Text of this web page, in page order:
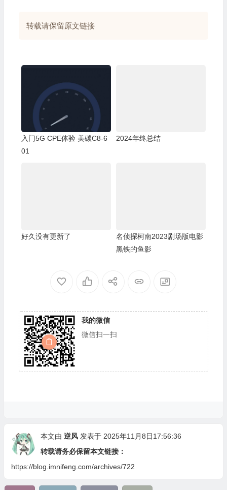
转载请保留原文链接
入门5G CPE体验 美碳C8-6
01
2024年终总结
好久没有更新了
名侦探柯南2023剧场版电影
黑铁的鱼影
我的微信
微信扫一扫
本文由 逆风发表于 2025年11月8日17:56:36
转载请务必保留本文链接：
https://blog.imnifeng.com/archives/722